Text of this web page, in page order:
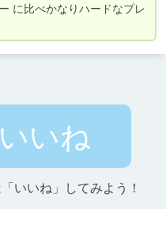
に比べかなりハードなプレ
いいね
いいね」してみよう！